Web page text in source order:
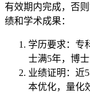
有效期内完成，否
绩和学术成果：
学历要求：专
士满5年，博士
业绩证明：近
本优化，量化